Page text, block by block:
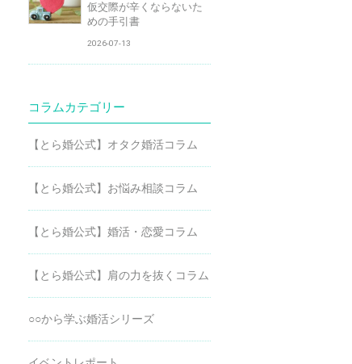
仮交際が辛くならないた
めの手引書
2026-07-13
コラムカテゴリー
【とら婚公式】オタク婚活コラム
【とら婚公式】お悩み相談コラム
【とら婚公式】婚活・恋愛コラム
【とら婚公式】肩の力を抜くコラム
○○から学ぶ婚活シリーズ